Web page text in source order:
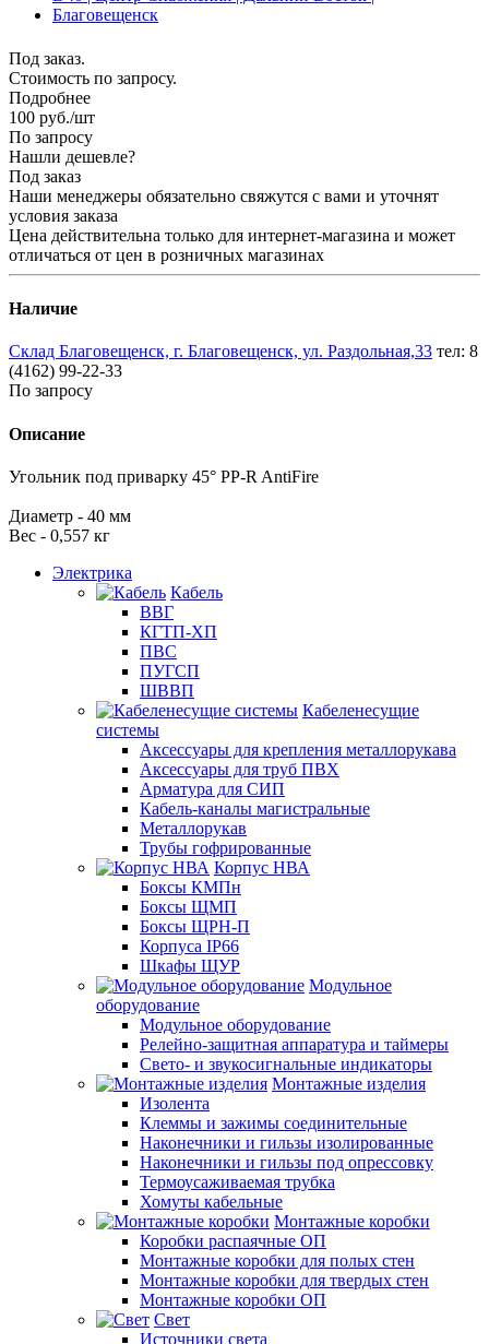
Под заказ.
Стоимость по запросу.
Подробнее
100 руб./шт
По запросу
Нашли дешевле?
Под заказ
Наши менеджеры обязательно свяжутся с вами и уточнят
условия заказа
Цена действительна только для интернет-магазина и может
отличаться от цен в розничных магазинах
Наличие
Склад Благовещенск, г. Благовещенск, ул. Раздольная,33 тел: 8
(4162) 99-22-33
По запросу
Описание
Угольник под приварку 45° PP-R AntiFire
Диаметр - 40 мм
Вес - 0,557 кг
Электрика
Кабель
ВВГ
КГТП-ХП
ПВС
ПУГСП
ШВВП
Кабеленесущие
системы
Аксессуары для крепления металлорукава
Аксессуары для труб ПВХ
Арматура для СИП
Кабель-каналы магистральные
Металлорукав
Трубы гофрированные
Корпус НВА
Боксы КМПн
Боксы ЩМП
Боксы ЩРН-П
Корпуса IP66
Шкафы ЩУР
Модульное
оборудование
Модульное оборудование
Релейно-защитная аппаратура и таймеры
Свето- и звукосигнальные индикаторы
Монтажные изделия
Изолента
Клеммы и зажимы соединительные
Наконечники и гильзы изолированные
Наконечники и гильзы под опрессовку
Термоусаживаемая трубка
Хомуты кабельные
Монтажные коробки
Коробки распаячные ОП
Монтажные коробки для полых стен
Монтажные коробки для твердых стен
Монтажные коробки ОП
Свет
Источники света